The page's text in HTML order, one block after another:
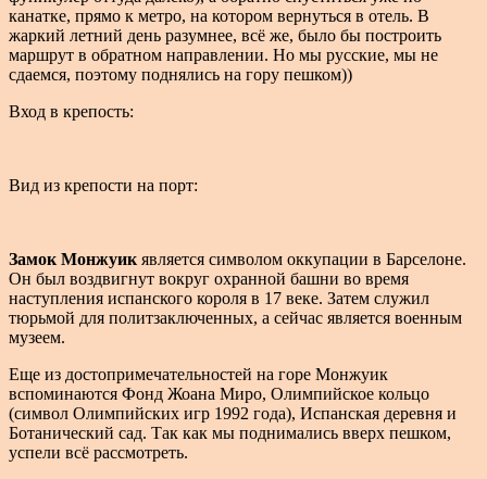
канатке, прямо к метро, на котором вернуться в отель. В
жаркий летний день разумнее, всё же, было бы построить
маршрут в обратном направлении. Но мы русские, мы не
сдаемся, поэтому поднялись на гору пешком))
Вход в крепость:
Вид из крепости на порт:
Замок Монжуик является символом оккупации в Барселоне.
Он был воздвигнут вокруг охранной башни во время
наступления испанского короля в 17 веке. Затем служил
тюрьмой для политзаключенных, а сейчас является военным
музеем.
Еще из достопримечательностей на горе Монжуик
вспоминаются Фонд Жоана Миро, Олимпийское кольцо
(символ Олимпийских игр 1992 года), Испанская деревня и
Ботанический сад. Так как мы поднимались вверх пешком,
успели всё рассмотреть.